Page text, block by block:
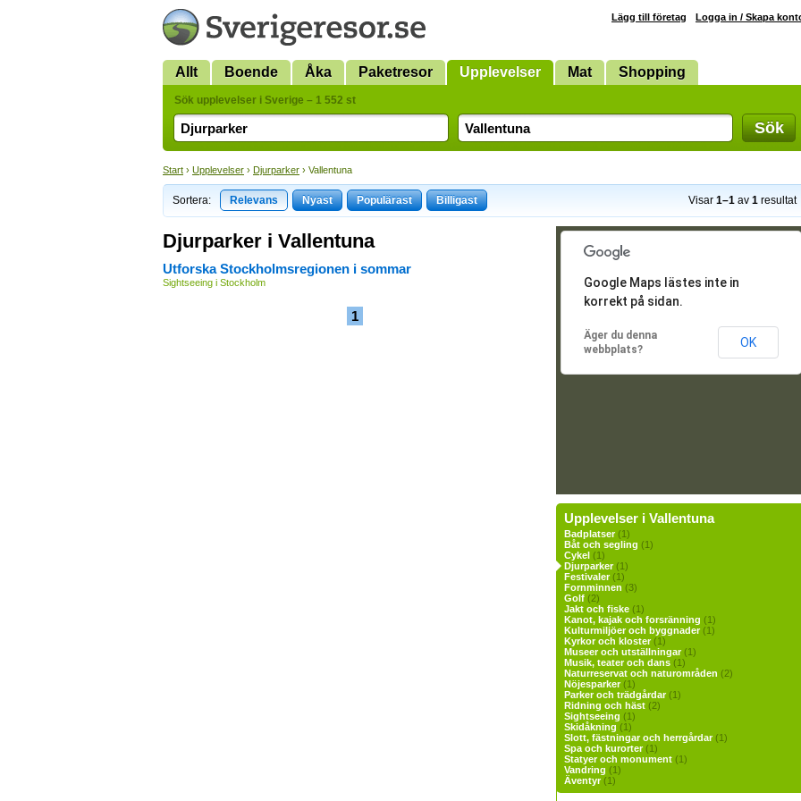
Lägg till företag Logga in / Skapa
Allt Boende Åka Paketresor Upplevelser Mat Shopping
Sök upplevelser i Sverige – 1 552 st
Sök
Start › Upplevelser › Djurparker › Vallentuna
Sortera: Relevans Nyast Populärast Billigast Visar 1–1 av 1 resultat
Djurparker i Vallentuna
Utforska Stockholmsregionen i sommar
Sightseeing i Stockholm
1
Google Maps lästes inte in
korrekt på sidan.
Äger du denna
webbplats?
OK
Upplevelser i Vallentuna
Badplatser(1)
Båt och segling (1)
Cykel (1)
Djurparker(1)
Festivaler(1)
Fornminnen (3)
Golf (2)
Jakt och fiske (1)
Kanot, kajak och forsränning (1)
Kulturmiljöer och byggnader(1)
Kyrkor och kloster(1)
Museer och utställningar(1)
Musik, teater och dans (1)
Naturreservat och naturområden (2)
Nöjesparker(1)
Parker och trädgårdar(1)
Ridning och häst (2)
Sightseeing (1)
Skidåkning (1)
Slott, fästningar och herrgårdar(1)
Spa och kurorter(1)
Statyer och monument (1)
Vandring (1)
Äventyr(1)